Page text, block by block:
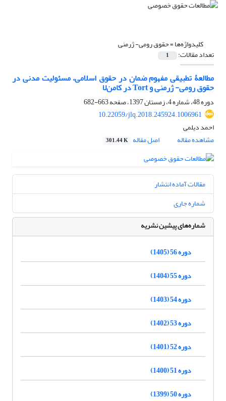
کلیدواژه‌ها =حقوق رومی- ژرمنی
تعداد مقالات: 1
مطالعۀ تطبیقی مفهوم ضمان در حقوق اسلامی، مسئولیت مدنی در
حقوق رومی- ژرمنی و Tort در کامن‌لا
دوره 48، شماره 4، زمستان 1397، صفحه
663-682
10.22059/jlq.2018.245924.1006961
احمد دیلمی
مشاهده مقاله
اصل مقاله 301.44 K
مقالات آماده انتشار
شماره جاری
شماره‌های پیشین نشریه
دوره 56 (1405)
دوره 55 (1404)
دوره 54 (1403)
دوره 53 (1402)
دوره 52 (1401)
دوره 51 (1400)
دوره 50 (1399)